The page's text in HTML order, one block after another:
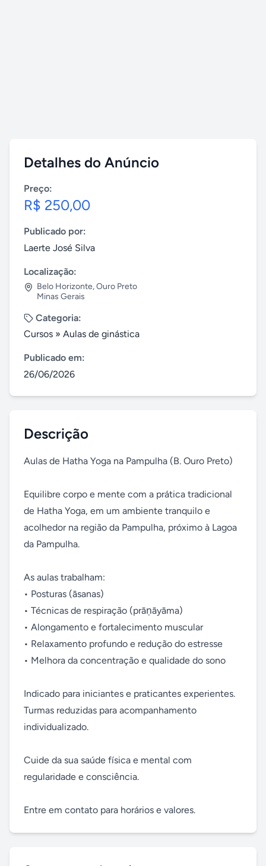
Detalhes do Anúncio
Preço:
R$ 250,00
Publicado por:
Laerte José Silva
Localização:
Belo Horizonte,Ouro Preto
Minas Gerais
Categoria:
Cursos » Aulas de ginástica
Publicado em:
26/06/2026
Descrição
Aulas de Hatha Yoga na Pampulha (B. Ouro Preto)
Equilibre corpo e mente com a prática tradicional
de Hatha Yoga, em um ambiente tranquilo e
acolhedor na região da Pampulha, próximo à Lagoa
da Pampulha.
As aulas trabalham:
• Posturas (āsanas)
• Técnicas de respiração (prāṇāyāma)
• Alongamento e fortalecimento muscular
• Relaxamento profundo e redução do estresse
• Melhora da concentração e qualidade do sono
Indicado para iniciantes e praticantes experientes.
Turmas reduzidas para acompanhamento
individualizado.
Cuide da sua saúde física e mental com
regularidade e consciência.
Entre em contato para horários e valores.